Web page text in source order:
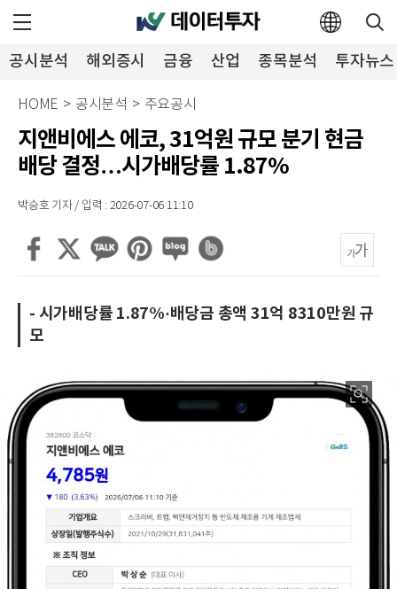
공시분석 해외증시 금융 산업 종목분석 투자뉴스
HOME > 공시분석 > 주요공시
지앤비에스 에코, 31억원 규모 분기 현금
배당 결정…시가배당률 1.87%
박승호 기자 / 입력 : 2026-07-06 11:10
- 시가배당률 1.87%·배당금 총액 31억 8310만원 규
모